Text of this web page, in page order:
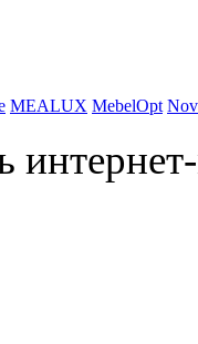
MEALUX MebelOpt